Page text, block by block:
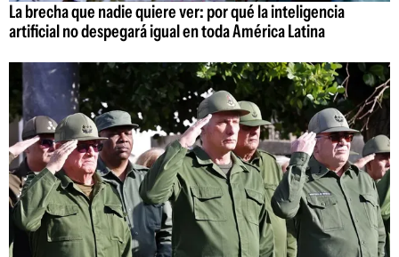
La brecha que nadie quiere ver: por qué la inteligencia
artificial no despegará igual en toda América Latina